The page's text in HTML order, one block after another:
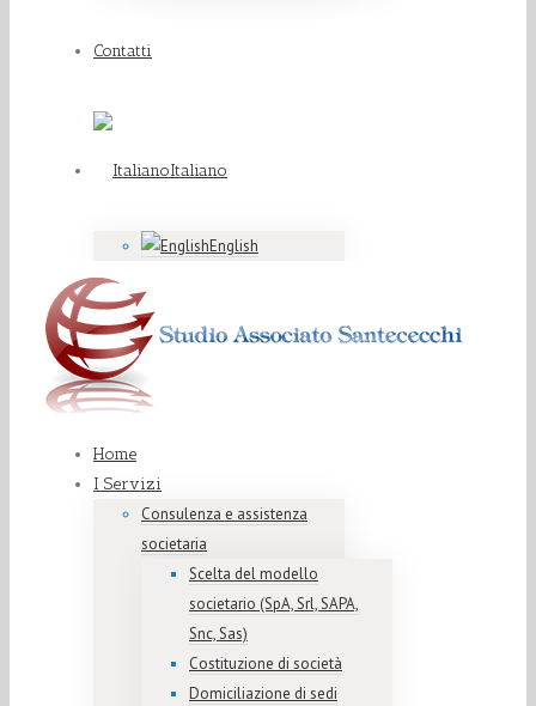
Contatti
Italiano
English
Home
I Servizi
Consulenza e assistenza
societaria
Scelta del modello
societario (SpA, Srl, SAPA,
Snc, Sas)
Costituzione di società
Domiciliazione di sedi